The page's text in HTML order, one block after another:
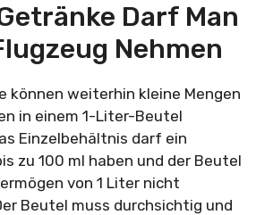
Darf Man
Nehmen
können weiterhin kleine Mengen
in einem 1-Liter-Beutel
Einzelbehältnis darf ein
zu 100 ml haben und der Beutel
von 1 Liter nicht
Beutel muss durchsichtig und